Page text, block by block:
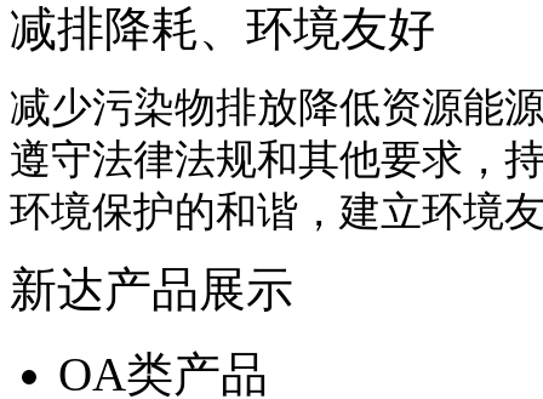
减排降耗、环境友好
减少污染物排放降低资源能
遵守法律法规和其他要求，
环境保护的和谐，建立环境
新达产品展示
OA类产品